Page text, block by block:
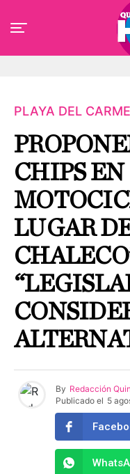
PLAYA DEL
CHIPS EN
LUGAR
By Redacción
Publicado el 5